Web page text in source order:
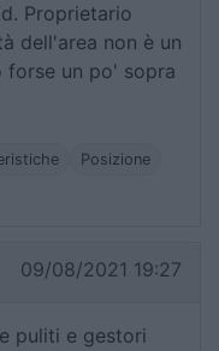
Proprietario
dell'area non è un
forse un po' sopra
Posizione
09/08/2021 19:27
puliti e gestori